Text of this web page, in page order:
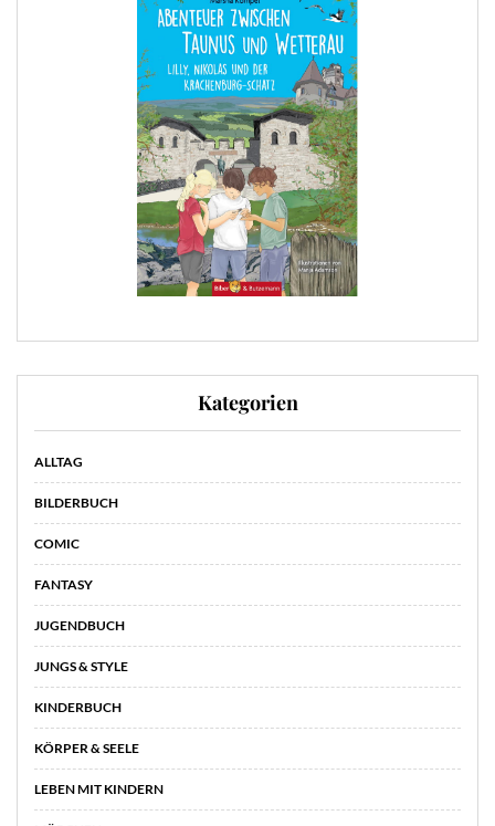
Kategorien
ALLTAG
BILDERBUCH
COMIC
FANTASY
JUGENDBUCH
JUNGS & STYLE
KINDERBUCH
KÖRPER & SEELE
LEBEN MIT KINDERN